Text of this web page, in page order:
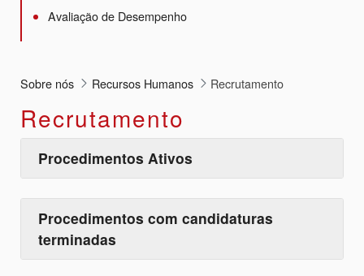
Avaliação de Desempenho
Sobre nós Recursos Humanos Recrutamento
Recrutamento
Procedimentos Ativos
Procedimentos com candidaturas
terminadas